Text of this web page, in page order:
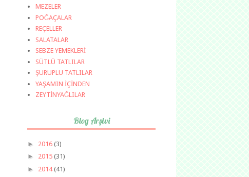
MEZELER
POĞAÇALAR
REÇELLER
SALATALAR
SEBZE YEMEKLERİ
SÜTLÜ TATLILAR
ŞURUPLU TATLILAR
YAŞAMIN İÇİNDEN
ZEYTİNYAĞLILAR
Blog Arşivi
► 2016 (3)
► 2015 (31)
► 2014(41)